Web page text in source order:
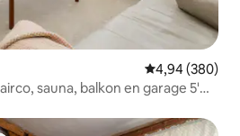
Gemiddelde
4,94 (380)
sauna, balkon en garage 5'